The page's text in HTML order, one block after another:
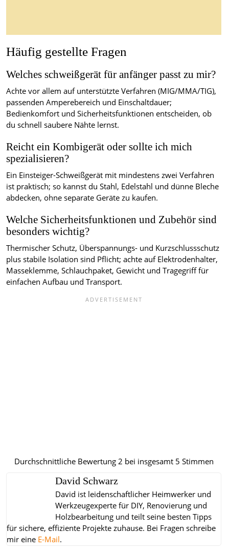
Häufig gestellte Fragen
Welches schweißgerät für anfänger passt zu mir?
Achte vor allem auf unterstützte Verfahren (MIG/MMA/TIG),
passenden Amperebereich und Einschaltdauer;
Bedienkomfort und Sicherheitsfunktionen entscheiden, ob
du schnell saubere Nähte lernst.
Reicht ein Kombigerät oder sollte ich mich
spezialisieren?
Ein Einsteiger-Schweißgerät mit mindestens zwei Verfahren
ist praktisch; so kannst du Stahl, Edelstahl und dünne Bleche
abdecken, ohne separate Geräte zu kaufen.
Welche Sicherheitsfunktionen und Zubehör sind
besonders wichtig?
Thermischer Schutz, Überspannungs- und Kurzschlussschutz
plus stabile Isolation sind Pflicht; achte auf Elektrodenhalter,
Masseklemme, Schlauchpaket, Gewicht und Tragegriff für
einfachen Aufbau und Transport.
Durchschnittliche Bewertung2 bei insgesamt 5 Stimmen
David Schwarz
David ist leidenschaftlicher Heimwerker und
Werkzeugexperte für DIY, Renovierung und
Holzbearbeitung und teilt seine besten Tipps
für sichere, effiziente Projekte zuhause. Bei Fragen schreibe
mir eine E-Mail.